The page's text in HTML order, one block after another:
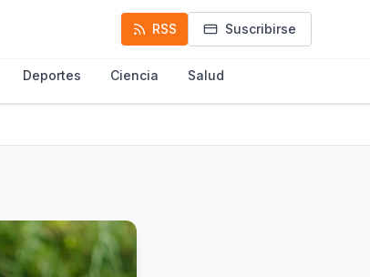
RSS Suscribirse
Deportes Ciencia Salud